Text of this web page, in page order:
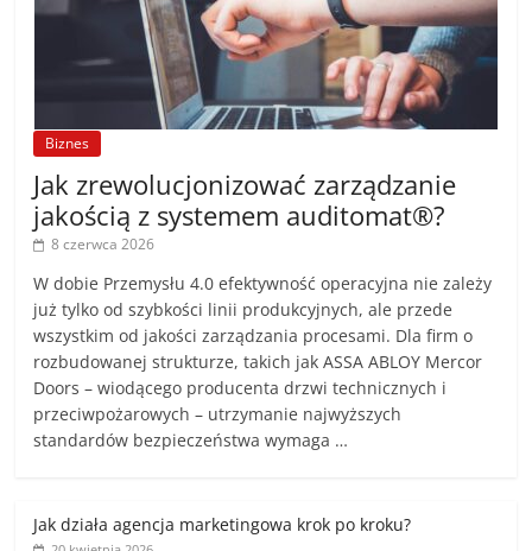
Biznes
Jak zrewolucjonizować zarządzanie
jakością z systemem auditomat®?
8 czerwca 2026
W dobie Przemysłu 4.0 efektywność operacyjna nie zależy
już tylko od szybkości linii produkcyjnych, ale przede
wszystkim od jakości zarządzania procesami. Dla firm o
rozbudowanej strukturze, takich jak ASSA ABLOY Mercor
Doors – wiodącego producenta drzwi technicznych i
przeciwpożarowych – utrzymanie najwyższych
standardów bezpieczeństwa wymaga …
Jak działa agencja marketingowa krok po kroku?